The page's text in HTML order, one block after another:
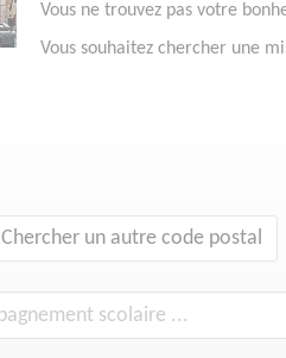
Vous ne trouvez pas votre
Vous souhaitez chercher une
Chercher un autre code postal